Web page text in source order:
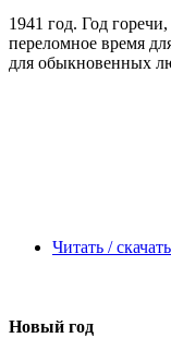
1941 год. Год
переломное время
для обыкновенных
Читать / скачать
Новый год